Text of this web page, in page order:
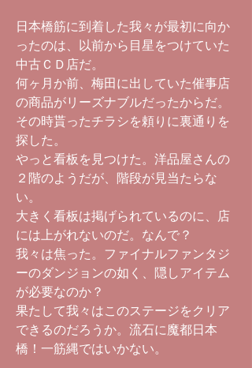
日本橋筋に到着した我々が最初に向か
ったのは、以前から目星をつけていた
中古ＣＤ店だ。
何ヶ月か前、梅田に出していた催事店
の商品がリーズナブルだったからだ。
その時貰ったチラシを頼りに裏通りを
探した。
やっと看板を見つけた。洋品屋さんの
２階のようだが、階段が見当たらな
い。
大きく看板は掲げられているのに、店
には上がれないのだ。なんで？
我々は焦った。ファイナルファンタジ
ーのダンジョンの如く、隠しアイテム
が必要なのか？
果たして我々はこのステージをクリア
できるのだろうか。流石に魔都日本
橋！一筋縄ではいかない。